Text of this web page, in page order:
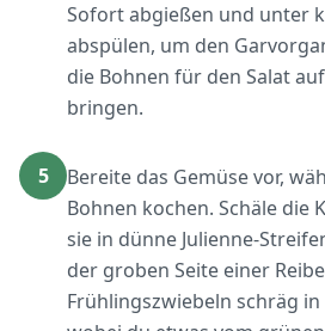
Sofort abgießen und unter
abspülen, um den
die Bohnen für den Salat
bringen.
5
Bereite das Gemüse vor,
Bohnen kochen. Schäle die
sie in dünne Julienne-
der groben Seite einer
Frühlingszwiebeln schräg